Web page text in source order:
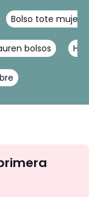
Bolso tote mujer
bolsos